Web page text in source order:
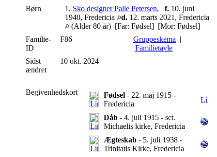
Børn
1. Sko designer Palle Petersen, f. 10. juni
1940, Fredericia
d. 12. marts 2021, Fredericia
(Alder 80 år) [Far: Fødsel] [Mor: Fødsel]
Familie-
ID
F86 Gruppeskema |
Familietavle
Sidst
ændret
10 okt. 2024
Begivenhedskort Fødsel - 22. maj 1915 -
Fredericia
Dåb - 4. juli 1915 - sct.
Michaelis kirke, Fredericia
Ægteskab - 5. juli 1938 -
Trinitatis Kirke, Fredericia